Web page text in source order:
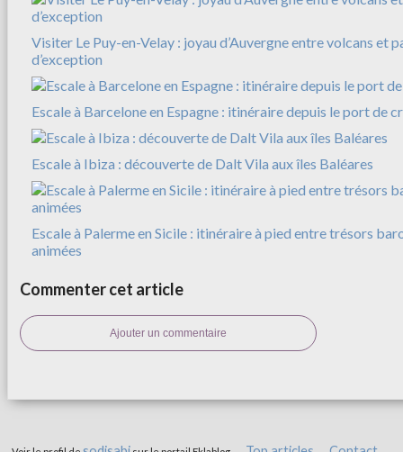
Visiter Le Puy-en-Velay : joyau d’Auvergne entre volcans et
d’exception
Escale à Barcelone en Espagne : itinéraire depuis le port de
Escale à Ibiza : découverte de Dalt Vila aux îles Baléares
Escale à Palerme en Sicile : itinéraire à pied entre trésors
animées
Commenter cet article
Ajouter un commentaire